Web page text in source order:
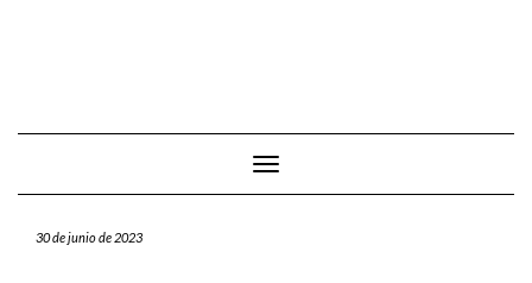
Cambiar modo de navegación
30 de junio de 2023